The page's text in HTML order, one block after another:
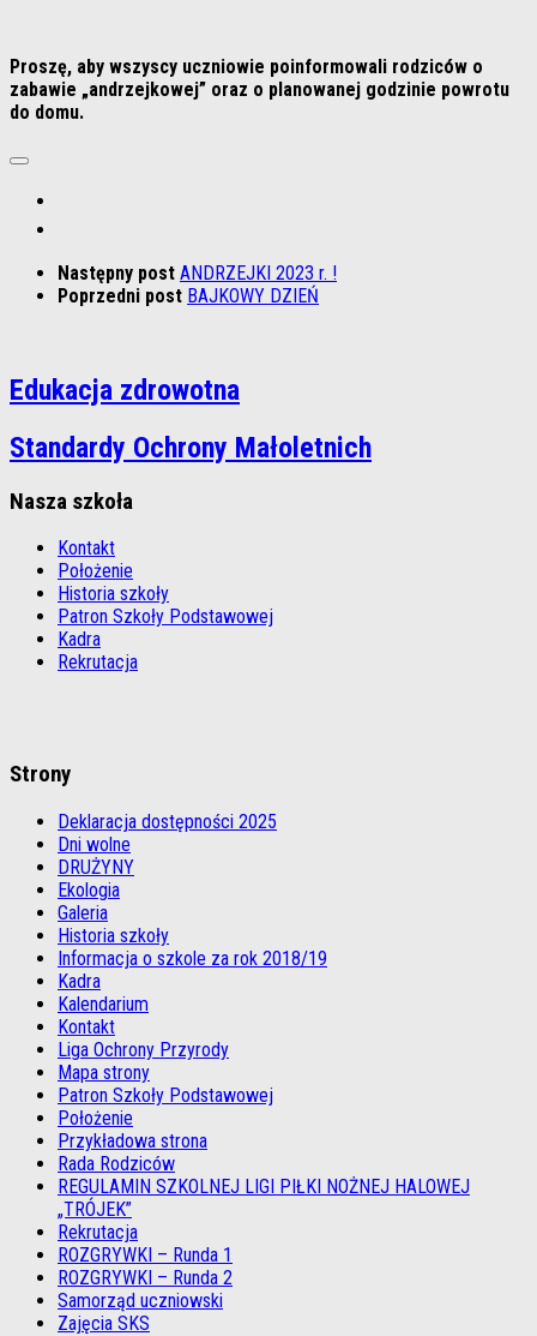
Proszę, aby wszyscy uczniowie poinformowali rodziców o
zabawie „andrzejkowej” oraz o planowanej godzinie powrotu
do domu.
Następny post ANDRZEJKI 2023 r. !
Poprzedni post BAJKOWY DZIEŃ
Edukacja zdrowotna
Standardy Ochrony Małoletnich
Nasza szkoła
Kontakt
Położenie
Historia szkoły
Patron Szkoły Podstawowej
Kadra
Rekrutacja
Strony
Deklaracja dostępności 2025
Dni wolne
DRUŻYNY
Ekologia
Galeria
Historia szkoły
Informacja o szkole za rok 2018/19
Kadra
Kalendarium
Kontakt
Liga Ochrony Przyrody
Mapa strony
Patron Szkoły Podstawowej
Położenie
Przykładowa strona
Rada Rodziców
REGULAMIN SZKOLNEJ LIGI PIŁKI NOŻNEJ HALOWEJ
„TRÓJEK”
Rekrutacja
ROZGRYWKI – Runda 1
ROZGRYWKI – Runda 2
Samorząd uczniowski
Zajęcia SKS